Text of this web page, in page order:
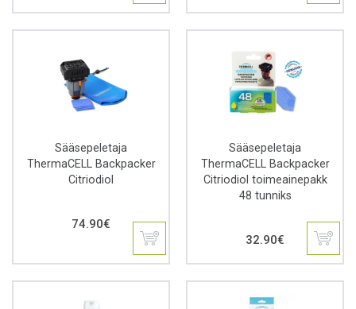
Sääsepeletaja
ThermaCELL Backpacker
Citriodiol
74.90€
Sääsepeletaja
ThermaCELL Backpacker
Citriodiol toimeainepakk
48 tunniks
32.90€